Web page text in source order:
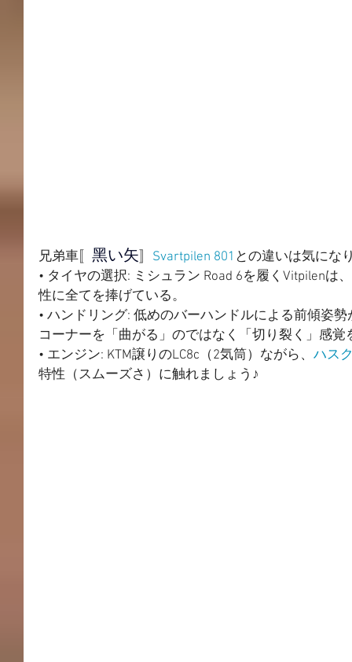
兄弟車〚 黑い矢 Svartpilen 801 との違いは気にな
• タイヤの選択: ミシュラン Road 6を履くVitpilenは
性に全てを捧げている。
• ハンドリング: 低めのバーハンドルによる前傾姿
コーナーを「曲がる」のではなく「切り裂く」感覚
• エンジン: KTM譲りのLC8c（2気筒）ながら、 ハス
特性（スムーズさ）に触れましょう♪